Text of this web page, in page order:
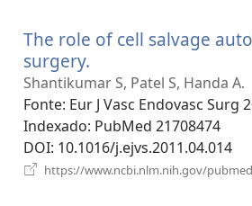
The role of cell salvage
surgery.
uma
nova
janela)
Shantikumar S, Patel S, Handa A.
Fonte‎: Eur J Vasc Endovasc Surg
Indexado‎: PubMed 21708474
DOI‎: 10.1016/j.ejvs.2011.04.014
https://www.ncbi.nlm.nih.gov/